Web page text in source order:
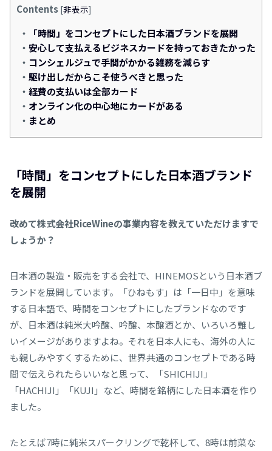
Contents [非表示]
「時間」をコンセプトにした日本酒ブランドを展開
安心して支払えるビジネスカードを持っておきたかった
コンシェルジュで手間がかかる雑務を減らす
駆け出しだからこそ使うべきと思った
経費の支払いは全部カード
オンライン化の中心地にカードがある
まとめ
「時間」をコンセプトにした日本酒ブランド
を展開
――改めて株式会社RiceWineの事業内容を教えていただけますで
しょうか？
日本酒の製造・販売をする会社で、HINEMOSという日本酒ブ
ランドを展開しています。「ひねもす」は「一日中」を意味
する日本語で、時間をコンセプトにしたブランドなのです
が、日本酒は純米大吟醸、吟醸、本醸酒とか、いろいろ難し
いイメージがありますよね。それを日本人にも、海外の人に
も親しみやすくするために、世界共通のコンセプトである時
間で伝えられたらいいなと思って、「SHICHIJI」
「HACHIJI」「KUJI」など、時間を銘柄にした日本酒を作り
ました。
たとえば7時に純米スパークリングで乾杯して、8時は前菜な